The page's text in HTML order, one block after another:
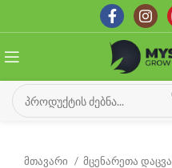
მთავარი მცენარეთა დაცვა